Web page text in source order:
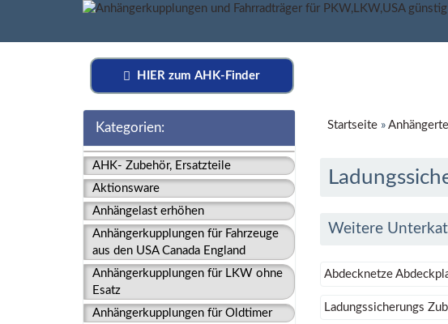
HIER zum AHK-Finder
Kategorien:
AHK- Zubehör, Ersatzteile
Aktionsware
Anhängelast erhöhen
Anhängerkupplungen für Fahrzeuge
aus den USA Canada England
Anhängerkupplungen für LKW ohne
Esatz
Anhängerkupplungen für Oldtimer
Startseite»
Weitere
Abdecknetze
Ladungssicherungs